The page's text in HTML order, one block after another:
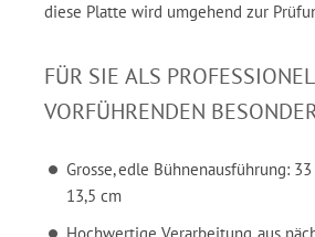
diese Platte wird umgehend zur
FÜR SIE ALS
VORFÜHRENDEN
Grosse, edle Bühnenausführung:
13,5 cm